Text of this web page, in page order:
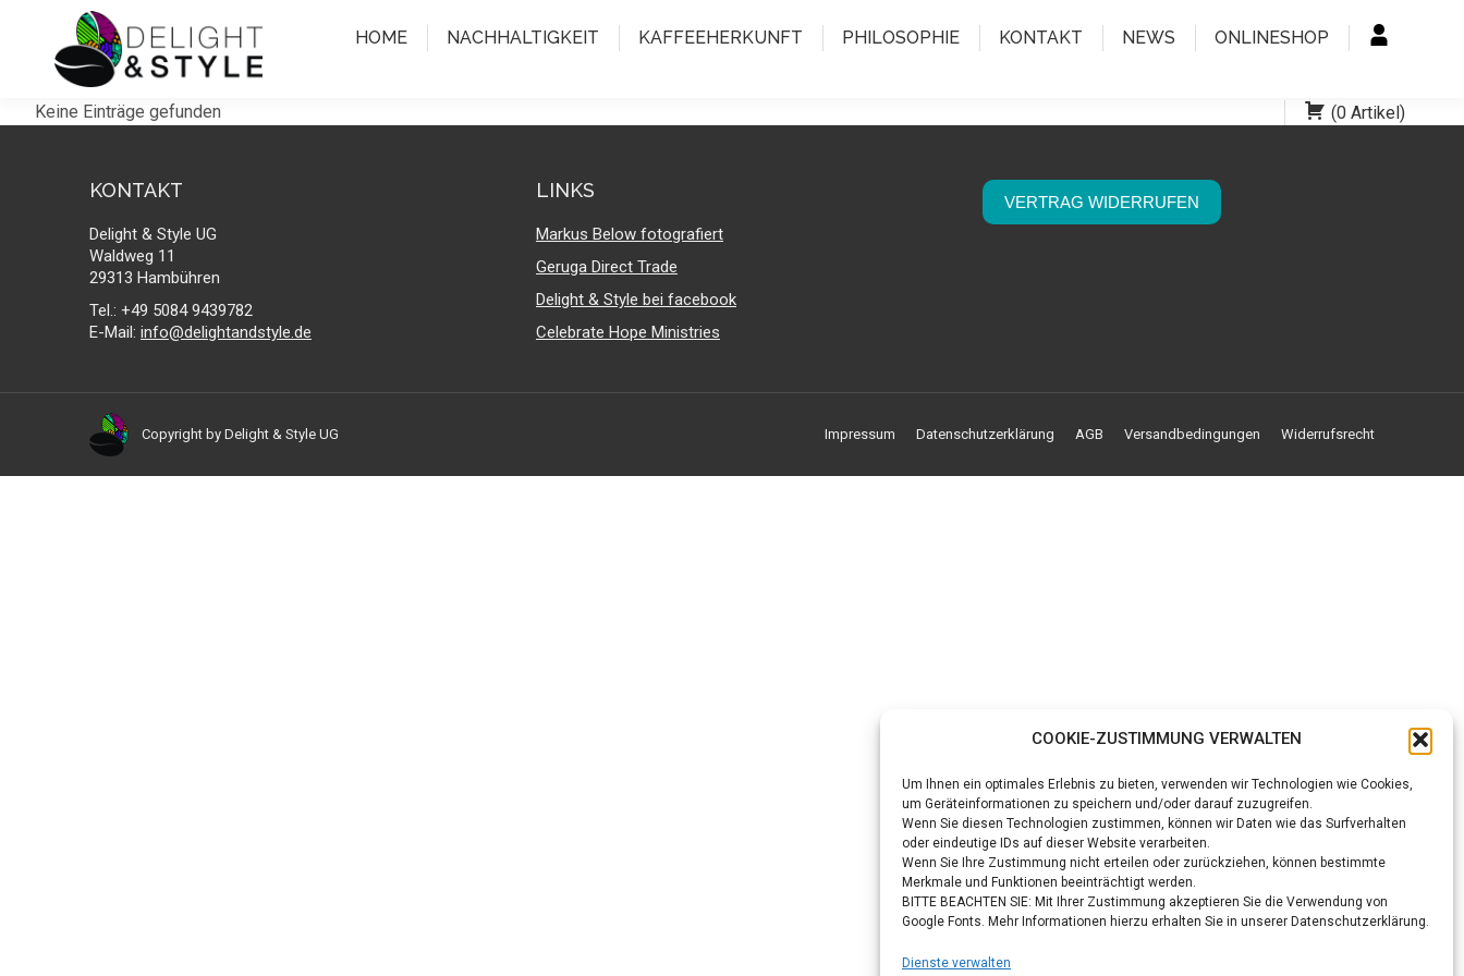
COOKIE-ZUSTIMMUNG VERWALTEN
Um Ihnen ein optimales Erlebnis zu bieten, verwenden wir Technologien wie Cookies,
um Geräteinformationen zu speichern und/oder darauf zuzugreifen.
Wenn Sie diesen Technologien zustimmen, können wir Daten wie das Surfverhalten
oder eindeutige IDs auf dieser Website verarbeiten.
Wenn Sie Ihre Zustimmung nicht erteilen oder zurückziehen, können bestimmte
Merkmale und Funktionen beeinträchtigt werden.
BITTE BEACHTEN SIE: Mit Ihrer Zustimmung akzeptieren Sie die Verwendung von
Google Fonts. Mehr Informationen hierzu erhalten Sie in unserer Datenschutzerklärung.
Dienste verwalten
HOME NACHHALTIGKEIT KAFFEEHERKUNFT PHILOSOPHIE KONTAKT NEWS ONLINESHOP
(0 Artikel)
Keine Einträge gefunden
KONTAKT
Delight & Style UG
Waldweg 11
29313 Hambühren
Tel.: +49 5084 9439782
E-Mail: info@delightandstyle.de
LINKS
Markus Below fotografiert
Geruga Direct Trade
Delight & Style bei facebook
Celebrate Hope Ministries
VERTRAG WIDERRUFEN
Copyright by Delight & Style UG Impressum Datenschutzerklärung AGB Versandbedingungen Widerrufsrecht